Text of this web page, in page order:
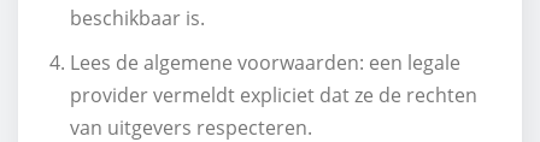
beschikbaar is.
Lees de algemene voorwaarden: een legale
provider vermeldt expliciet dat ze de rechten
van uitgevers respecteren.